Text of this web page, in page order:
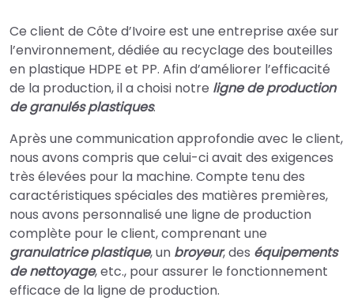
Ce client de Côte d’Ivoire est une entreprise axée sur
l’environnement, dédiée au recyclage des bouteilles
en plastique HDPE et PP. Afin d’améliorer l’efficacité
de la production, il a choisi notre ligne de production
de granulés plastiques.
Après une communication approfondie avec le client,
nous avons compris que celui-ci avait des exigences
très élevées pour la machine. Compte tenu des
caractéristiques spéciales des matières premières,
nous avons personnalisé une ligne de production
complète pour le client, comprenant une
granulatrice plastique, un broyeur, des équipements
de nettoyage, etc., pour assurer le fonctionnement
efficace de la ligne de production.